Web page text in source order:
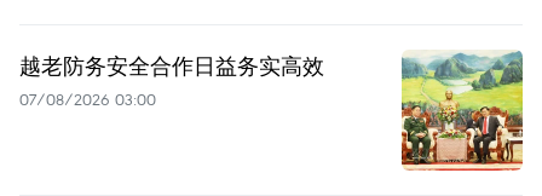
越老防务安全合作日益务实高效
07/08/2026 03:00